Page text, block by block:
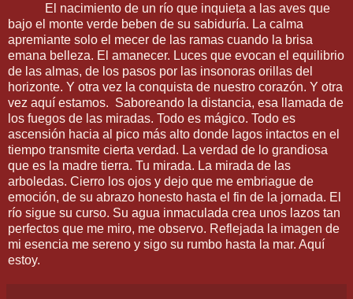
El nacimiento de un río que inquieta a las aves que
bajo el monte verde beben de su sabiduría. La calma
apremiante solo el mecer de las ramas cuando la brisa
emana belleza. El amanecer. Luces que evocan el equilibrio
de las almas, de los pasos por las insonoras orillas del
horizonte. Y otra vez la conquista de nuestro corazón. Y otra
vez aquí estamos. Saboreando la distancia, esa llamada de
los fuegos de las miradas. Todo es mágico. Todo es
ascensión hacia al pico más alto donde lagos intactos en el
tiempo transmite cierta verdad. La verdad de lo grandiosa
que es la madre tierra. Tu mirada. La mirada de las
arboledas. Cierro los ojos y dejo que me embriague de
emoción, de su abrazo honesto hasta el fin de la jornada. El
río sigue su curso. Su agua inmaculada crea unos lazos tan
perfectos que me miro, me observo. Reflejada la imagen de
mi esencia me sereno y sigo su rumbo hasta la mar. Aquí
estoy.